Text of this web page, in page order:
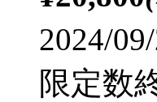
2024/
限定数